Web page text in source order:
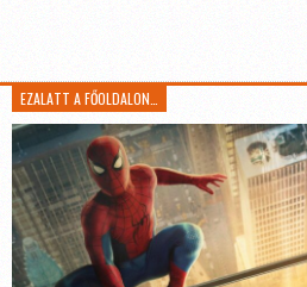
EZALATT A FŐOLDALON…